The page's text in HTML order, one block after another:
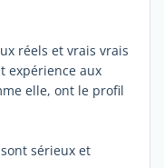
réels et vrais vrais
expérience aux
elle, ont le profil
sérieux et